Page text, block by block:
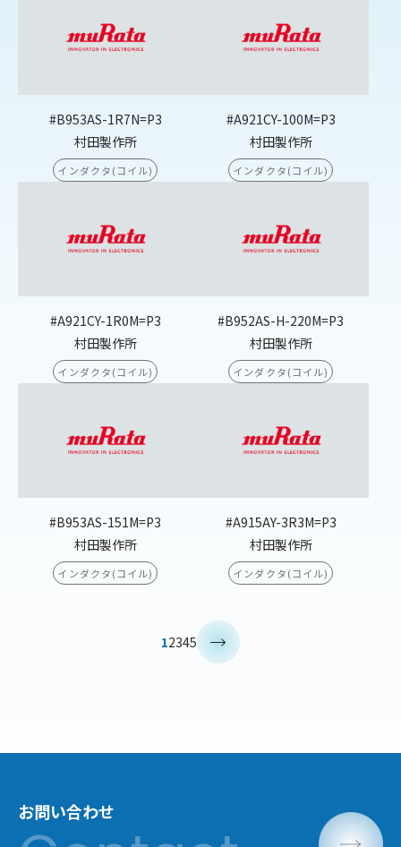
#B953AS-1R7N=P3
村田製作所
インダクタ(コイル)
#A921CY-100M=P3
村田製作所
インダクタ(コイル)
#A921CY-1R0M=P3
村田製作所
インダクタ(コイル)
#B952AS-H-220M=P3
村田製作所
インダクタ(コイル)
#B953AS-151M=P3
村田製作所
インダクタ(コイル)
#A915AY-3R3M=P3
村田製作所
インダクタ(コイル)
12345
お問い合わせ